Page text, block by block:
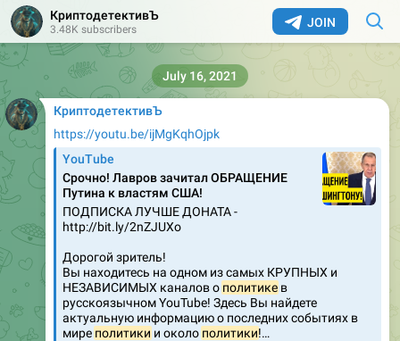
JOIN
КриптодетективЪ
3.48K subscribers
КриптодетективЪ
https://youtu.be/ijMgKqhOjpk
YouTube
Срочно! Лавров зачитал ОБРАЩЕНИЕ
Путина к властям США!
ПОДПИСКА ЛУЧШЕ ДОНАТА -
http://bit.ly/2nZJUXo
Дорогой зритель!
Вы находитесь на одном из самых КРУПНЫХ и
НЕЗАВИСИМЫХ каналов о политике в
русскоязычном YouTube! Здесь Вы найдете
актуальную информацию о последних событиях в
мире политики и около политики!…
July 16, 2021